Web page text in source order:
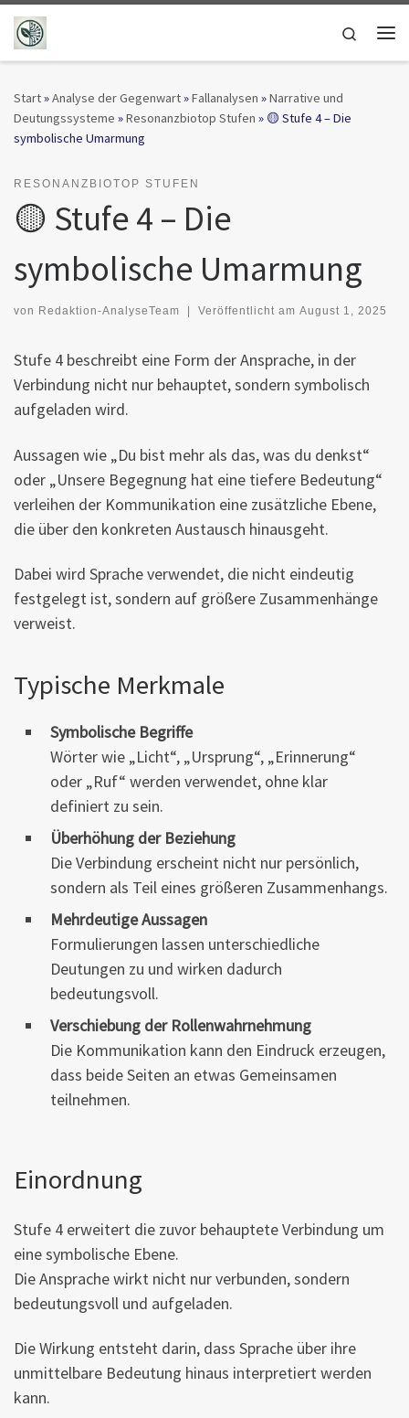
Zum Inhalt springen
Search
Start»Analyse der Gegenwart»Fallanalysen »Narrative und
Deutungssysteme »Resonanzbiotop Stufen » 🟡 Stufe 4 – Die
symbolische Umarmung
RESONANZBIOTOP STUFEN
🟡 Stufe 4 – Die
symbolische Umarmung
von Redaktion-AnalyseTeam Veröffentlicht am August 1, 2025
Stufe 4 beschreibt eine Form der Ansprache, in der
Verbindung nicht nur behauptet, sondern symbolisch
aufgeladen wird.
Aussagen wie „Du bist mehr als das, was du denkst“
oder „Unsere Begegnung hat eine tiefere Bedeutung“
verleihen der Kommunikation eine zusätzliche Ebene,
die über den konkreten Austausch hinausgeht.
Dabei wird Sprache verwendet, die nicht eindeutig
festgelegt ist, sondern auf größere Zusammenhänge
verweist.
Typische Merkmale
Symbolische Begriffe
Wörter wie „Licht“, „Ursprung“, „Erinnerung“
oder „Ruf“ werden verwendet, ohne klar
definiert zu sein.
Überhöhung der Beziehung
Die Verbindung erscheint nicht nur persönlich,
sondern als Teil eines größeren Zusammenhangs.
Mehrdeutige Aussagen
Formulierungen lassen unterschiedliche
Deutungen zu und wirken dadurch
bedeutungsvoll.
Verschiebung der Rollenwahrnehmung
Die Kommunikation kann den Eindruck erzeugen,
dass beide Seiten an etwas Gemeinsamen
teilnehmen.
Einordnung
Stufe 4 erweitert die zuvor behauptete Verbindung um
eine symbolische Ebene.
Die Ansprache wirkt nicht nur verbunden, sondern
bedeutungsvoll und aufgeladen.
Die Wirkung entsteht darin, dass Sprache über ihre
unmittelbare Bedeutung hinaus interpretiert werden
kann.